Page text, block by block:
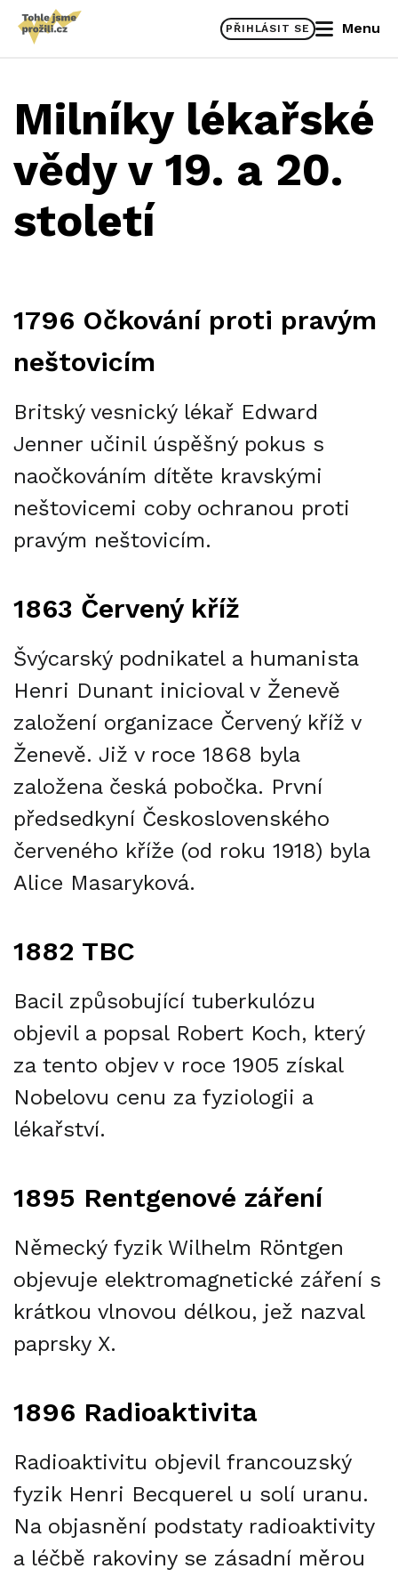
PŘIHLÁSIT SE Menu
Milníky lékařské
vědy v 19. a 20.
století
1796 Očkování proti pravým
neštovicím
Britský vesnický lékař Edward
Jenner učinil úspěšný pokus s
naočkováním dítěte kravskými
neštovicemi coby ochranou proti
pravým neštovicím.
1863 Červený kříž
Švýcarský podnikatel a humanista
Henri Dunant inicioval v Ženevě
založení organizace Červený kříž v
Ženevě. Již v roce 1868 byla
založena česká pobočka. První
předsedkyní Československého
červeného kříže (od roku 1918) byla
Alice Masaryková.
1882 TBC
Bacil způsobující tuberkulózu
objevil a popsal Robert Koch, který
za tento objev v roce 1905 získal
Nobelovu cenu za fyziologii a
lékařství.
1895 Rentgenové záření
Německý fyzik Wilhelm Röntgen
objevuje elektromagnetické záření s
krátkou vlnovou délkou, jež nazval
paprsky X.
1896 Radioaktivita
Radioaktivitu objevil francouzský
fyzik Henri Becquerel u solí uranu.
Na objasnění podstaty radioaktivity
a léčbě rakoviny se zásadní měrou